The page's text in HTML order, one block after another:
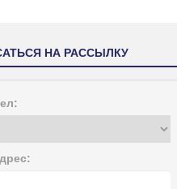
НА РАССЫЛКУ